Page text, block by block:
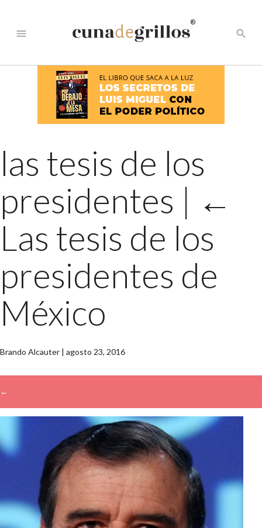
menu
®
search
las tesis de los
presidentes | ←
Las tesis de los
presidentes de
México
Brando Alcauter | agosto 23, 2016
←